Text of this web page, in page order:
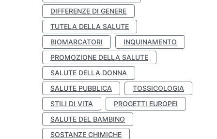
DIFFERENZE DI GENERE
TUTELA DELLA SALUTE
BIOMARCATORI
INQUINAMENTO
PROMOZIONE DELLA SALUTE
SALUTE DELLA DONNA
SALUTE PUBBLICA
TOSSICOLOGIA
STILI DI VITA
PROGETTI EUROPEI
SALUTE DEL BAMBINO
SOSTANZE CHIMICHE